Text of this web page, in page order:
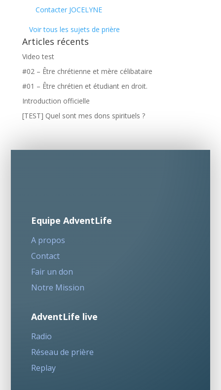
Contacter JOCELYNE
Voir tous les sujets de prière
Articles récents
Video test
#02 – Être chrétienne et mère célibataire
#01 – Être chrétien et étudiant en droit.
Introduction officielle
[TEST] Quel sont mes dons spirituels ?
Equipe AdventLife
A propos
Contact
Fair un don
Notre Mission
AdventLife live
Radio
Réseau de prière
Replay